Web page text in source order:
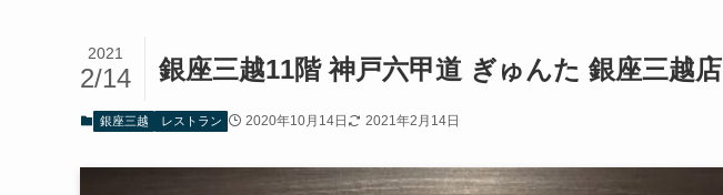
銀座三越11階 神戸六甲道 ぎゅんた 銀座三越店
2021
2/14
銀座三越 レストラン 2020年10月14日 2021年2月14日